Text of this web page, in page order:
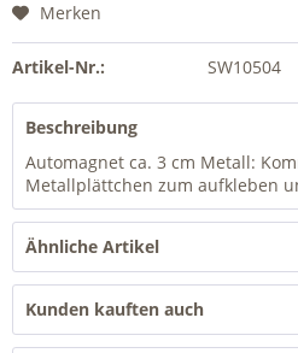
Merken
Artikel-Nr.: SW10504
Beschreibung
Automagnet ca. 3 cm Metall:
Metallplättchen zum aufkleben
Ähnliche Artikel
Kunden kauften auch